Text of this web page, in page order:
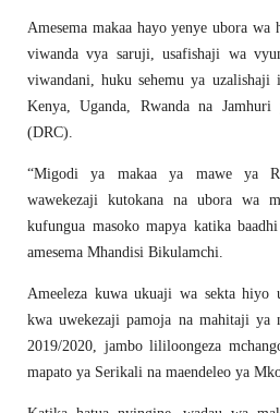
Amesema makaa hayo yenye ubora
viwanda vya saruji, usafishaji wa
viwandani, huku sehemu ya uzalishaji
Kenya, Uganda, Rwanda na
(DRC).
“Migodi ya makaa ya mawe ya
wawekezaji kutokana na ubora wa
kufungua masoko mapya katika
amesema Mhandisi Bikulamchi.
Ameeleza kuwa ukuaji wa sekta hiyo
kwa uwekezaji pamoja na mahitaji ya
2019/2020, jambo lililoongeza
mapato ya Serikali na maendeleo ya